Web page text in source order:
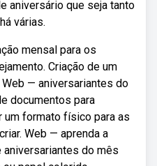
aniversário que seja tanto
várias.
mensal para os
Criação de um
— aniversariantes do
documentos para
um formato físico para as
Web — aprenda a
aniversariantes do mês